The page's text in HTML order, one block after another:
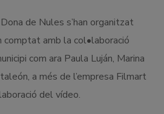
de Nules s’han organitzat
comptat amb la col•laboració
com ara Paula Luján, Marina
a més de l’empresa Filmart
del vídeo.